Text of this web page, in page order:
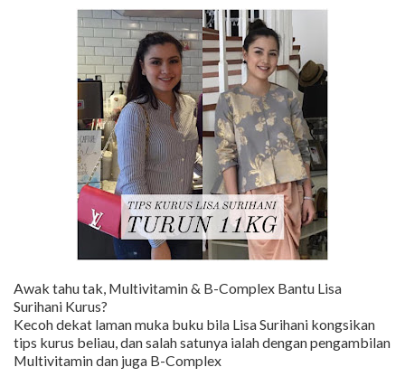
Awak tahu tak, Multivitamin & B-Complex Bantu Lisa
Surihani Kurus?
Kecoh dekat laman muka buku bila Lisa Surihani kongsikan
tips kurus beliau, dan salah satunya ialah dengan pengambilan
Multivitamin dan juga B-Complex